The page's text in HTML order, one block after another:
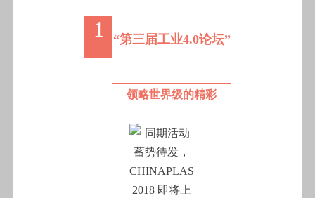
1 “第三届工业4.0论坛”
领略世界级的精彩